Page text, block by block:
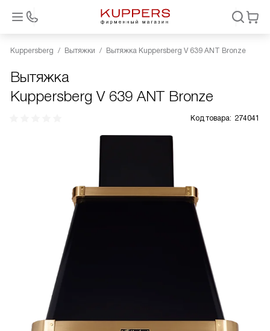
Kuppersberg Вытяжки Вытяжка Kuppersberg V 639 ANT Bronze
Вытяжка
Kuppersberg V 639 ANT Bronze
Код товара: 274041